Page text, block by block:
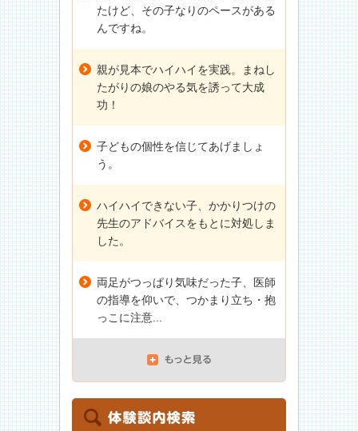
たけど、その子なりのペースがある
んですね。
親が見本でハイハイを実践。まねし
たがりの娘のやる気を誘って大成
功！
子どもの個性を信じてあげましょ
う。
ハイハイできない子、かかりつけの
先生のアドバイスをもとに対処しま
した。
両足がつっぱり気味だった子、医師
の指導を仰いで、つかまり立ち・抱
っこに注意...